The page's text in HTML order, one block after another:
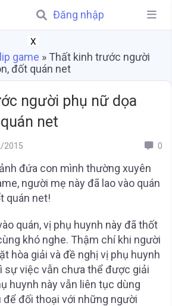
Đăng nhập
X
game » Thất kinh trước người
đốt quán net
người phụ nữ dọa
net
2015 0
đứa con mình thường xuyên
người mẹ này đã lao vào quán
quán net!
quán, vị phụ huynh này đã thốt
khó nghe. Thậm chí khi người
hòa giải và đề nghị vị phụ huynh
sự việc vẫn chưa thể được giải
huynh này vẫn liên tục dùng
đối thoại với những người